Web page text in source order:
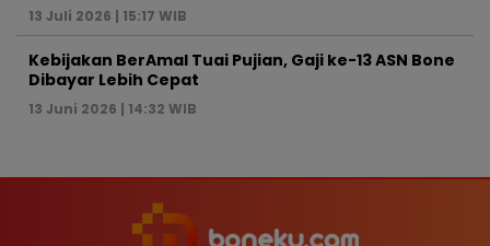
13 Juli 2026 | 15:17 WIB
Kebijakan BerAmal Tuai Pujian, Gaji ke-13 ASN Bone
Dibayar Lebih Cepat
13 Juni 2026 | 14:32 WIB